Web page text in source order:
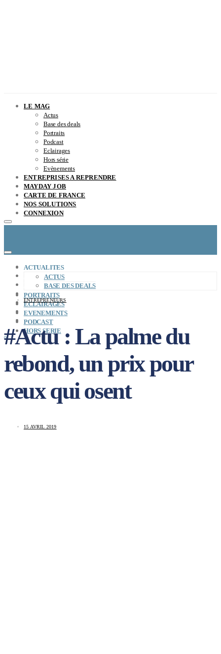
LE MAG
Actus
Base des deals
Portraits
Podcast
Eclairages
Hors série
Evènements
ENTREPRISES A REPRENDRE
MAYDAY JOB
CARTE DE FRANCE
NOS SOLUTIONS
CONNEXION
CONCEPT
LE MAG
ENTREPRISES A REPRENDRE
MAYDAY JOB
CARTE DE FRANCE
NOS SOLUTIONS
CONNEXION
0
ACTUALITES
ACTUS
BASE DES DEALS
PORTRAITS
ECLAIRAGES
EVENEMENTS
PODCAST
HORS SERIE
ENTREPRENEURS
#Actu : La palme du
rebond, un prix pour
ceux qui osent
15 AVRIL 2019